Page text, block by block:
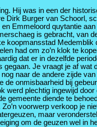
Hij was in een der
Dirk Burger van Schoorl,
Emmeloord quytantie
is gebracht, van
koopmansstad
had om zo’n klok te
dat er in dezelfde
gegaan. Je vraagt je af
naar de andere zijde
de onmisbaarheid bij
werd plechtig ingewijd
gemeente diende te
voorwerp verkoop je
maar
om de geuzen wel in